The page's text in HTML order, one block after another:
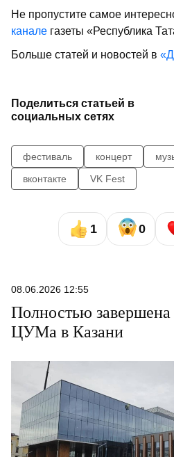
Не пропустите самое
канале газеты «Республика
Больше статей и новостей в
Поделиться статьей в
социальных сетях
фестиваль концерт
вконтакте
VK Fest
1 0
08.06.2026 12:55
Полностью завершена
ЦУМа в Казани